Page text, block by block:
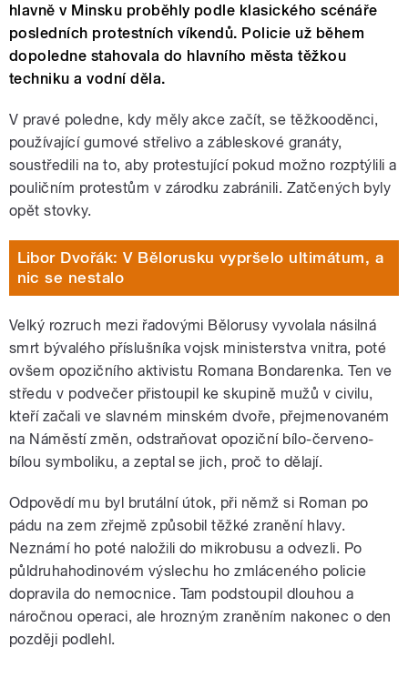
hlavně v Minsku proběhly podle klasického scénáře
posledních protestních víkendů. Policie už během
dopoledne stahovala do hlavního města těžkou
techniku a vodní děla.
V pravé poledne, kdy měly akce začít, se těžkooděnci,
používající gumové střelivo a zábleskové granáty,
soustředili na to, aby protestující pokud možno rozptýlili a
pouličním protestům v zárodku zabránili. Zatčených byly
opět stovky.
Libor Dvořák: V Bělorusku vypršelo ultimátum, a
nic se nestalo
Velký rozruch mezi řadovými Bělorusy vyvolala násilná
smrt bývalého příslušníka vojsk ministerstva vnitra, poté
ovšem opozičního aktivistu Romana Bondarenka. Ten ve
středu v podvečer přistoupil ke skupině mužů v civilu,
kteří začali ve slavném minském dvoře, přejmenovaném
na Náměstí změn, odstraňovat opoziční bílo-červeno-
bílou symboliku, a zeptal se jich, proč to dělají.
Odpovědí mu byl brutální útok, při němž si Roman po
pádu na zem zřejmě způsobil těžké zranění hlavy.
Neznámí ho poté naložili do mikrobusu a odvezli. Po
půldruhahodinovém výslechu ho zmláceného policie
dopravila do nemocnice. Tam podstoupil dlouhou a
náročnou operaci, ale hrozným zraněním nakonec o den
později podlehl.